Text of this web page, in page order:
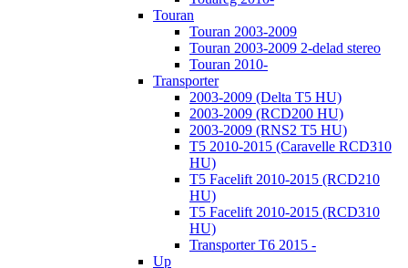
Touran
Touran 2003-2009
Touran 2003-2009 2-delad stereo
Touran 2010-
Transporter
2003-2009 (Delta T5 HU)
2003-2009 (RCD200 HU)
2003-2009 (RNS2 T5 HU)
T5 2010-2015 (Caravelle RCD310
HU)
T5 Facelift 2010-2015 (RCD210
HU)
T5 Facelift 2010-2015 (RCD310
HU)
Transporter T6 2015 -
Up